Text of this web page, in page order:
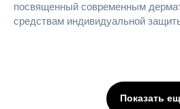
посвященный современным
средствам индивидуальной
Показать